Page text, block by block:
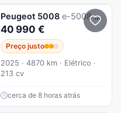
Peugeot 5008 e-5008 73 kWh GT
40 990 €
Preço justo
2025 · 4870 km · Elétrico ·
213 cv
cerca de 8 horas atrás